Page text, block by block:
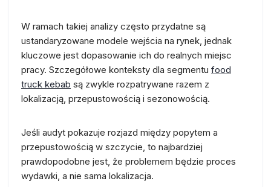
W ramach takiej analizy często przydatne są
ustandaryzowane modele wejścia na rynek, jednak
kluczowe jest dopasowanie ich do realnych miejsc
pracy. Szczegółowe konteksty dla segmentu food
truck kebab są zwykle rozpatrywane razem z
lokalizacją, przepustowością i sezonowością.
Jeśli audyt pokazuje rozjazd między popytem a
przepustowością w szczycie, to najbardziej
prawdopodobne jest, że problemem będzie proces
wydawki, a nie sama lokalizacja.